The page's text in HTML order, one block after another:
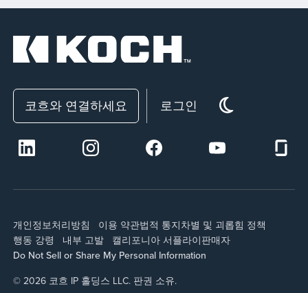
코흐와 연결하세요 로그인
개인정보처리방침 이용 약관법적 통지차별 및 괴롭힘 정책
행동 강령
내부 고발 캘리포니아 서플라이판매자
Do Not Sell or Share My Personal Information
© 2026 코흐 IP 홀딩스 LLC. 판권 소유.